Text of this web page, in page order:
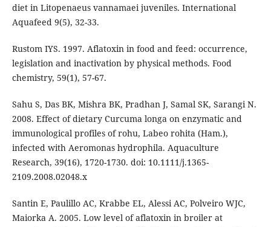
diet in Litopenaeus vannamaei juveniles. International
Aquafeed 9(5), 32-33.
Rustom IYS. 1997. Aflatoxin in food and feed: occurrence,
legislation and inactivation by physical methods. Food
chemistry, 59(1), 57-67.
Sahu S, Das BK, Mishra BK, Pradhan J, Samal SK, Sarangi N.
2008. Effect of dietary Curcuma longa on enzymatic and
immunological profiles of rohu, Labeo rohita (Ham.),
infected with Aeromonas hydrophila. Aquaculture
Research, 39(16), 1720-1730. doi: 10.1111/j.1365-
2109.2008.02048.x
Santin E, Paulillo AC, Krabbe EL, Alessi AC, Polveiro WJC,
Maiorka A. 2005. Low level of aflatoxin in broiler at